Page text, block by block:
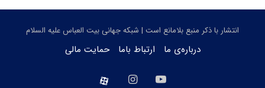
انتشار با ذکر منبع بلامانع است | شبکه جهانی بیت العباس علیه السلام
درباره‌ی ما ارتباط باما حمایت مالی
یوتیوباینستاگرام